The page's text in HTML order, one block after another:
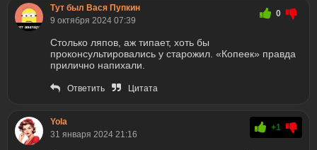
Тут был Вася Пупкин
9 октября 2024 07:39
0
Столько ляпов, аж типает, хоть бы
проконсультировались у старожил. «Копеек» правда
прилично напихали.
Ответить Цитата
Yola
31 января 2024 21:16
+1